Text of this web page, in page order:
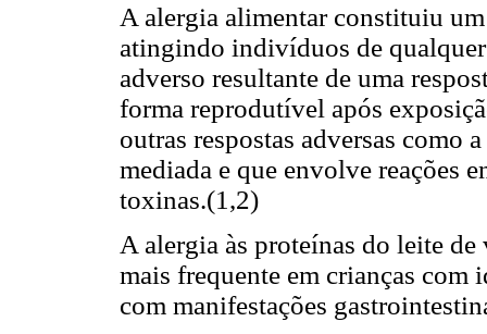
A alergia alimentar constituiu
atingindo indivíduos de
adverso resultante de uma
forma reprodutível após
outras respostas adversas como
mediada e que envolve reações
toxinas.(1,2)
A alergia às proteínas do leite
mais frequente em crianças com
com manifestações